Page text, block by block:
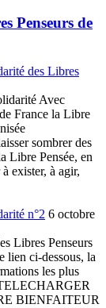
Penseurs de
des Libres
Avec
France la Libre
sombrer des
Libre Pensée, en
exister, à agir,
n°2 6 octobre
Libres Penseurs
lien ci-dessous, la
les plus
BIENFAITEUR